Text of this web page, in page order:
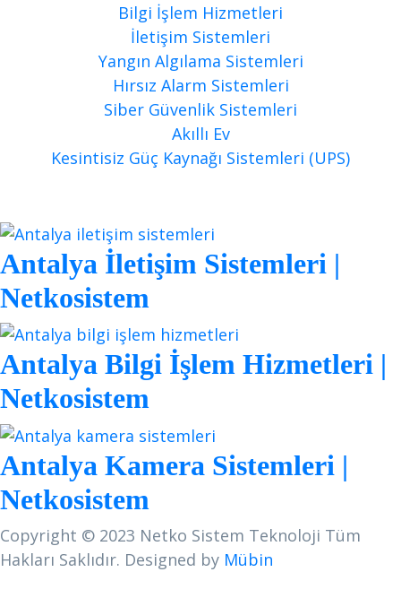
Bilgi İşlem Hizmetleri
İletişim Sistemleri
Yangın Algılama Sistemleri
Hırsız Alarm Sistemleri
Siber Güvenlik Sistemleri
Akıllı Ev
Kesintisiz Güç Kaynağı Sistemleri (UPS)
Antalya İletişim Sistemleri |
Netkosistem
Antalya Bilgi İşlem Hizmetleri |
Netkosistem
Antalya Kamera Sistemleri |
Netkosistem
Copyright © 2023 Netko Sistem Teknoloji Tüm
Hakları Saklıdır. Designed by Mübin